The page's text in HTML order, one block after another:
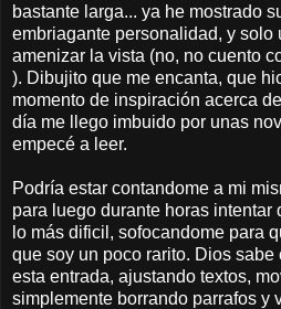
bastante larga... ya he mostrado
embriagante personalidad, y solo
amenizar la vista (no, no cuento
). Dibujito que me encanta, que
momento de inspiración acerca
día me llego imbuido por unas
empecé a leer.
Podría estar contandome a mi
para luego durante horas intentar
lo más dificil, sofocandome para
que soy un poco rarito. Dios sabe
esta entrada, ajustando textos,
simplemente borrando parrafos y